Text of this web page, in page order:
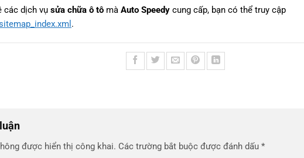
các dịch vụ sửa chữa ô tô mà Auto Speedy cung cấp, bạn có thể truy cập
.
được hiển thị công khai. Các trường bắt buộc được đánh dấu *